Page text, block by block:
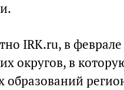
IRK.ru, в
округов, в